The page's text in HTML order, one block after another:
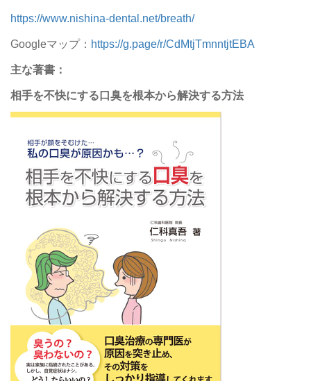
https://www.nishina-dental.net/breath/
Googleマップ： https://g.page/r/CdMtjTmnntjtEBA
主な著書：
相手を不快にする口臭を根本から解決する方法